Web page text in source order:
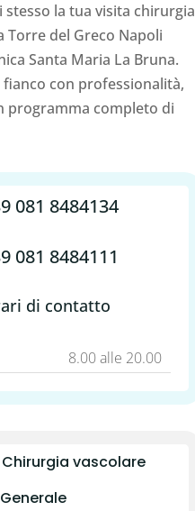
stesso la tua visita chirurgia
Torre del Greco Napoli
Santa Maria La Bruna.
fianco con professionalità,
programma completo di
081 8484134
081 8484111
di contatto
8.00 alle 20.00
Chirurgia vascolare